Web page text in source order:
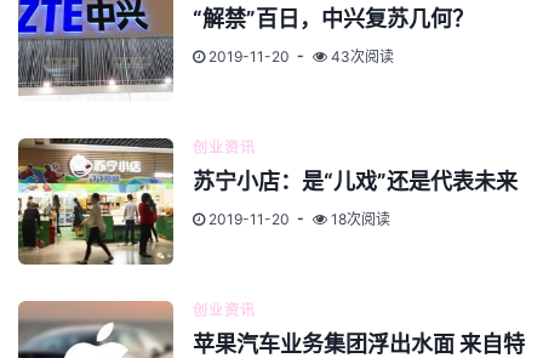
“解禁”百日，中兴复苏几何？
2019-11-20 43次阅读
创业资讯
苏宁小店：是“儿戏”还是代表未来
2019-11-20 18次阅读
创业资讯
苹果汽车业务集团浮出水面 来自特